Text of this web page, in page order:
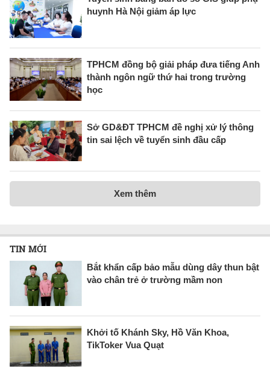
huynh Hà Nội giảm áp lực
TPHCM đồng bộ giải pháp đưa tiếng Anh
thành ngôn ngữ thứ hai trong trường
học
Sở GD&ĐT TPHCM đề nghị xử lý thông
tin sai lệch về tuyển sinh đầu cấp
Xem thêm
TIN MỚI
Bắt khẩn cấp bảo mẫu dùng dây thun bật
vào chân trẻ ở trường mầm non
Khởi tố Khánh Sky, Hồ Văn Khoa,
TikToker Vua Quạt